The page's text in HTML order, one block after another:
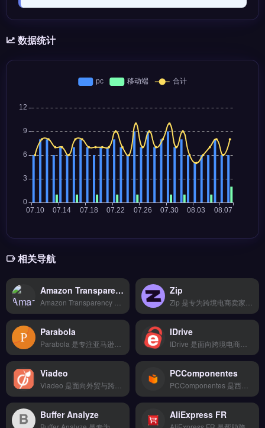
数据统计
相关导航
Amazon Transparency Zip
Parabola IDrive
Viadeo PCComponentes
Buffer Analyze AliExpress FR